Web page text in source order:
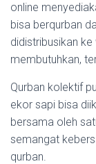
online
bisa berqurban
didistribusikan
membutuhkan,
Qurban kolektif
ekor sapi bisa
bersama oleh
semangat
qurban.